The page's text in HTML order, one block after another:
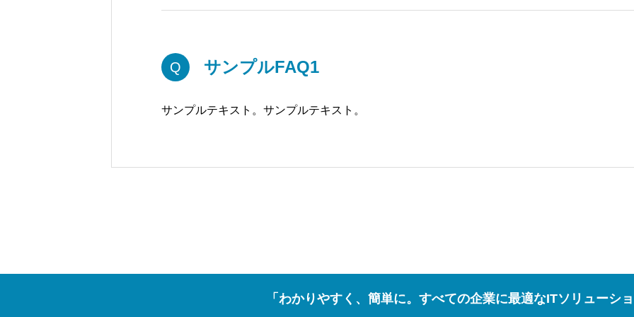
Q サンプルFAQ1
サンプルテキスト。サンプルテキスト。
「わかりやすく、簡単に。すべての企業に最適なITソリューショ